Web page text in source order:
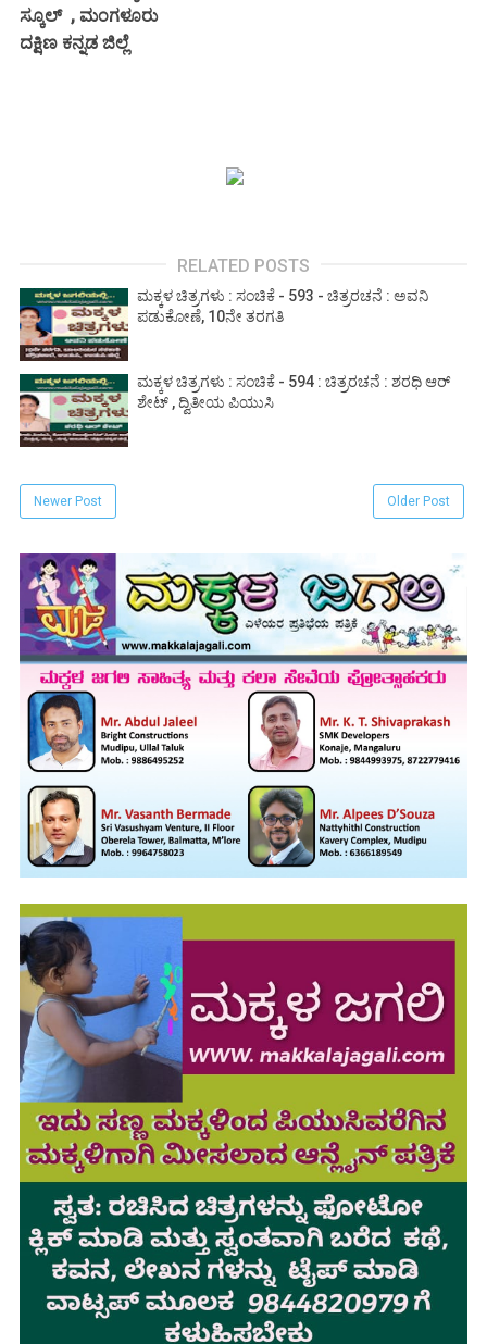
ಸ್ಕೂಲ್ , ಮಂಗಳೂರು
ದಕ್ಷಿಣ ಕನ್ನಡ ಜಿಲ್ಲೆ
RELATED POSTS
ಮಕ್ಕಳ ಚಿತ್ರಗಳು : ಸಂಚಿಕೆ - 593 - ಚಿತ್ರರಚನೆ : ಅವನಿ
ಪಡುಕೋಣೆ, 10ನೇ ತರಗತಿ
ಮಕ್ಕಳ ಚಿತ್ರಗಳು : ಸಂಚಿಕೆ - 594 : ಚಿತ್ರರಚನೆ : ಶರಧಿ ಆರ್
ಶೇಟ್ , ದ್ವಿತೀಯ ಪಿಯುಸಿ
Newer Post Older Post